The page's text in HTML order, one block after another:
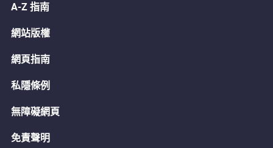
A-Z 指南
網站版權
網頁指南
私隱條例
無障礙網頁
免責聲明